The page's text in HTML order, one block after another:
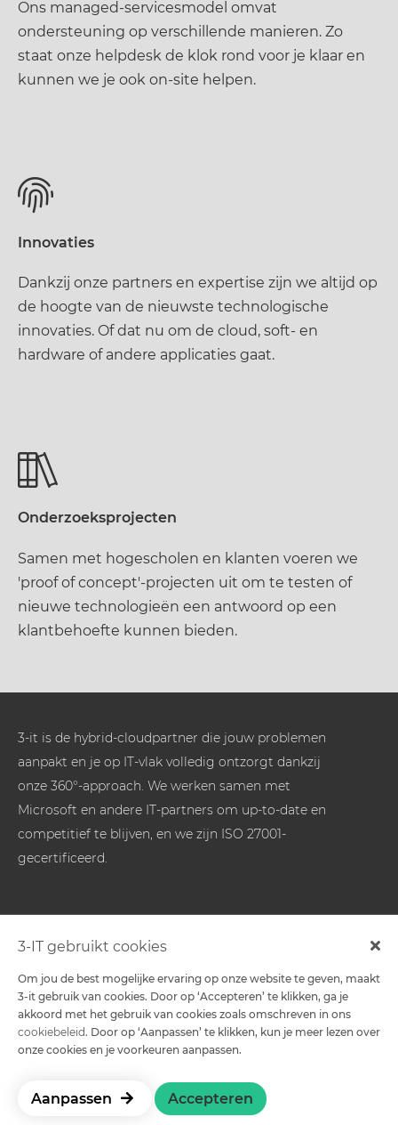
3-IT gebruikt cookies
Om jou de best mogelijke ervaring op onze website te geven, maakt
3-it gebruik van cookies. Door op ‘Accepteren’ te klikken, ga je
akkoord met het gebruik van cookies zoals omschreven in ons
cookiebeleid. Door op ‘Aanpassen’ te klikken, kun je meer lezen over
onze cookies en je voorkeuren aanpassen.
Aanpassen Accepteren
Ons managed-servicesmodel omvat
ondersteuning op verschillende manieren. Zo
staat onze helpdesk de klok rond voor je klaar en
kunnen we je ook on-site helpen.
Innovaties
Dankzij onze partners en expertise zijn we altijd op
de hoogte van de nieuwste technologische
innovaties. Of dat nu om de cloud, soft- en
hardware of andere applicaties gaat.
Onderzoeksprojecten
Samen met hogescholen en klanten voeren we
'proof of concept'-projecten uit om te testen of
nieuwe technologieën een antwoord op een
klantbehoefte kunnen bieden.
3-it is de hybrid-cloudpartner die jouw problemen
aanpakt en je op IT-vlak volledig ontzorgt dankzij
onze 360°-approach. We werken samen met
Microsoft en andere IT-partners om up-to-date en
competitief te blijven, en we zijn ISO 27001-
gecertificeerd.
-
Contact
Volg ons op sociale media